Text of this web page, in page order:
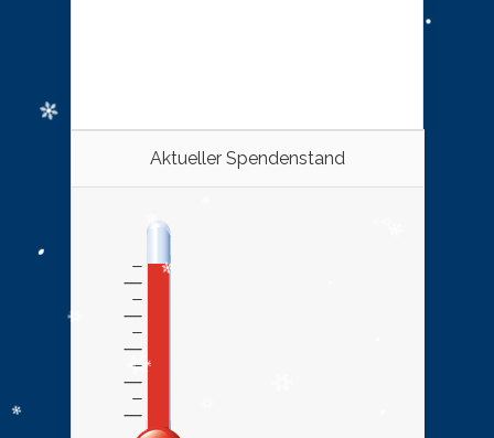
Aktueller Spendenstand